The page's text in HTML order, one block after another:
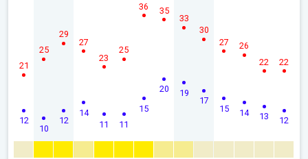
12
21
10
25
12
29
14
27
11
23
11
25
15
36
20
35
19
33
17
30
15
27
14
26
13
22
12
22